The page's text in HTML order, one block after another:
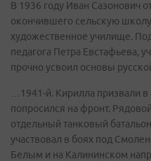
В 1936 году Иван Сазонович
окончившего сельскую
художественное училище.
педагога Петра Евстафьева,
прочно усвоил основы
…1941-й. Кирилла призвали
попросился на фронт.
отдельный танковый
участвовал в боях под
Белым и на Калининском